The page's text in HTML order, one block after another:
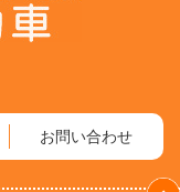
お問い合わせ